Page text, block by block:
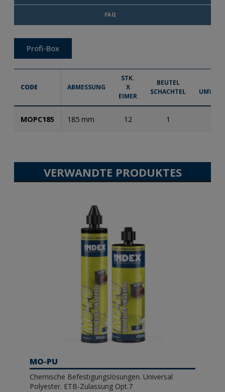
FAQ
Profi-Box
CODE ABMESSUNG
STK.
X
EIMER
BEUTEL
SCHACHTEL
MOPC185 185 mm 12 1
VERWANDTE PRODUKTES
MO-PU
Chemische Befestigungslösungen. Universal
Polyester. ETB-Zulassung Opt.7